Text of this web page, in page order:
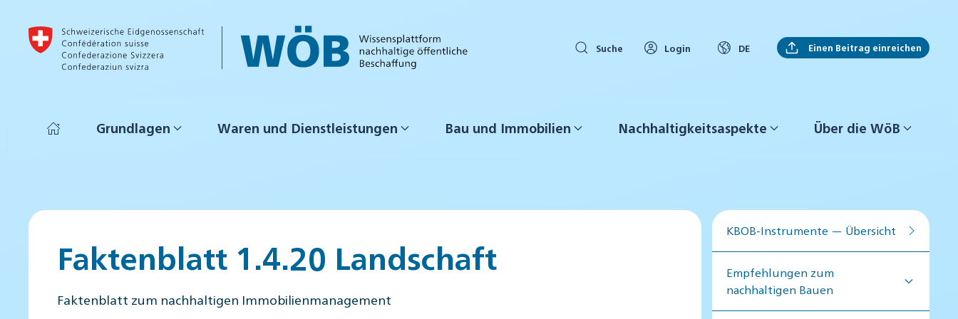
Skip to main content
Suche Login DE Einen Beitrag einreichen
Grundlagen Waren und Dienstleistungen Bau und Immobilien Nachhaltigkeitsaspekte Über die WöB
Faktenblatt 1.4.20 Landschaft
Faktenblatt zum nachhaltigen Immobilienmanagement
KBOB-Instrumente — Übersicht
Empfehlungen zum
nachhaltigen Bauen